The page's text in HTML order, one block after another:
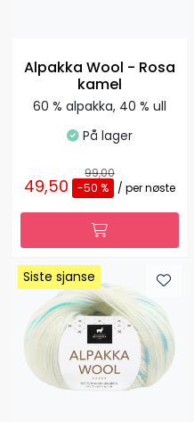
Alpakka Wool - Rosa
kamel
60 % alpakka, 40 % ull
På lager
99,00
49,50 -50 % / per nøste
Siste sjanse
Siste sjanse
Siste sjanse
Siste sjanse